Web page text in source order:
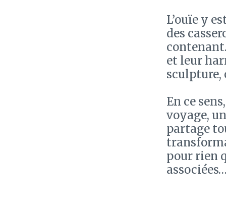
L’ouïe y
des
et leur
sculpture,
En ce
voyage,
partage
pour rien